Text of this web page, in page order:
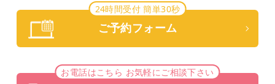
24時間受付 簡単30秒
ご予約フォーム
お電話はこちら お気軽にご相談下さい